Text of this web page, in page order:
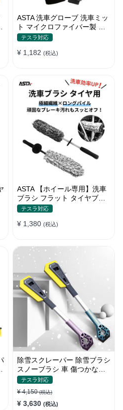
ASTA 洗車グローブ 洗車ミッ
ト マイクロファイバー製 傷
防止 手洗い洗車用 ホイール
ーニンググローブ 1個入り
テスラ対応
¥ 1,182 (税込)
ASTA 【ホイール専用】洗車
ブラシ フラット タイヤブラ
シ 柔らかい毛で傷つけない
ッズ ディテールブラシ 洗車
テスラ対応
¥ 1,380 (税込)
除雪スクレーパー 除雪ブラシ
スノーブラシ 車 傷つかない
2in1多機能 車雪かき雪対策
携帯便利
テスラ対応
¥ 4,150 (税込)
¥ 3,630 (税込)